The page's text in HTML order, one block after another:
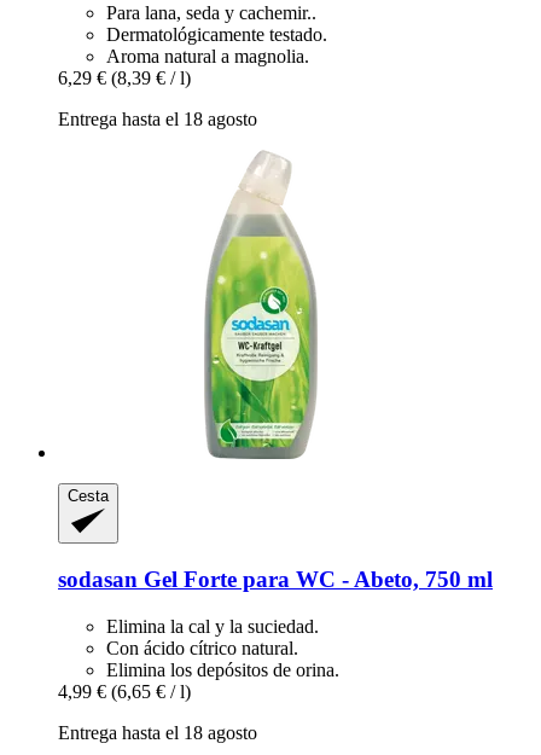
Para lana, seda y cachemir..
Dermatológicamente testado.
Aroma natural a magnolia.
6,29 € (8,39 € / l)
Entrega hasta el 18 agosto
Cesta
sodasan Gel Forte para WC -​ Abeto, 750 ml
Elimina la cal y la suciedad.
Con ácido cítrico natural.
Elimina los depósitos de orina.
4,99 € (6,65 € / l)
Entrega hasta el 18 agosto